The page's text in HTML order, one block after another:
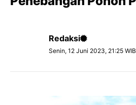
Redaksi
Senin, 12 Juni 2023, 21:25 WIB